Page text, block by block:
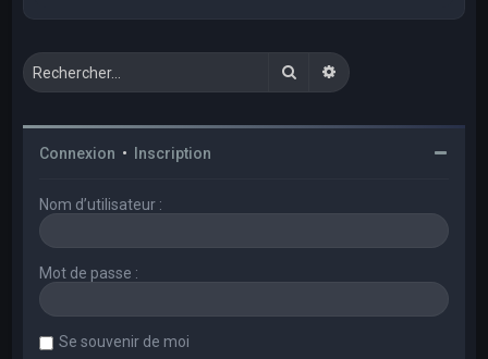
RechercherRecherche avancée
Connexion • Inscription
Nom d’utilisateur :
Mot de passe :
Se souvenir de moi